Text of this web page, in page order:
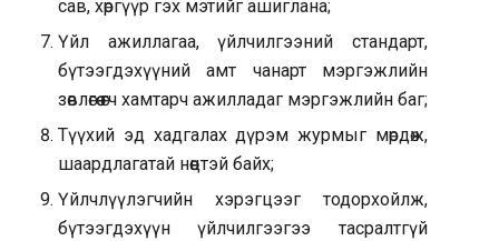
сав, хөргүүр гэх мэтийг ашиглана;
Үйл ажиллагаа, үйлчилгээний стандарт,
бүтээгдэхүүний амт чанарт мэргэжлийн
зөвлөгөө өгч хамтарч ажилладаг мэргэжлийн баг;
Түүхий эд хадгалах дүрэм журмыг мөрдөж,
шаардлагатай нөөцтэй байх;
Үйлчлүүлэгчийн хэрэгцээг тодорхойлж,
бүтээгдэхүүн үйлчилгээгээ тасралтгүй